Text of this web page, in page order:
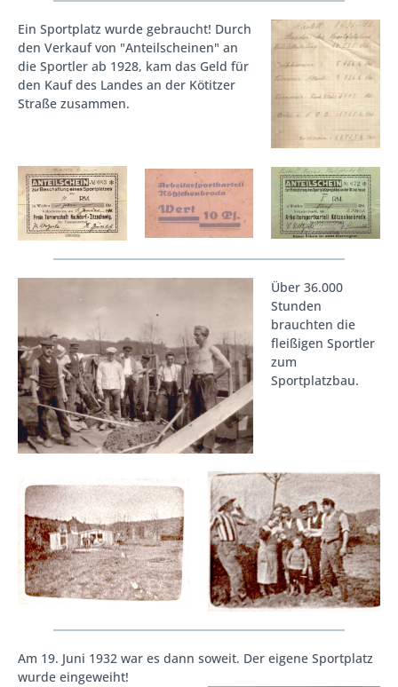
Ein Sportplatz wurde gebraucht! Durch
den Verkauf von "Anteilscheinen" an
die Sportler ab 1928, kam das Geld für
den Kauf des Landes an der Kötitzer
Straße zusammen.
Über 36.000
Stunden
brauchten die
fleißigen Sportler
zum
Sportplatzbau.
Am 19. Juni 1932 war es dann soweit. Der eigene Sportplatz
wurde eingeweiht!